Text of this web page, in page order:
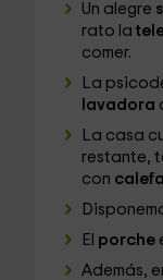
Un alegre
rato la
comer.
La
lavadora
La casa
restante,
con
El porche
Además,